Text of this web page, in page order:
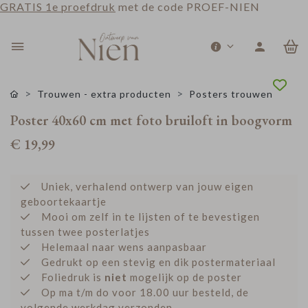
GRATIS 1e proefdruk met de code PROEF-NIEN
Trouwen - extra producten Posters trouwen
Poster 40x60 cm met foto bruiloft in boogvorm
€ 19,99
Uniek, verhalend ontwerp van jouw eigen
geboortekaartje
Mooi om zelf in te lijsten of te bevestigen
tussen twee posterlatjes
Helemaal naar wens aanpasbaar
Gedrukt op een stevig en dik postermateriaal
Foliedruk is niet mogelijk op de poster
Op ma t/m do voor 18.00 uur besteld, de